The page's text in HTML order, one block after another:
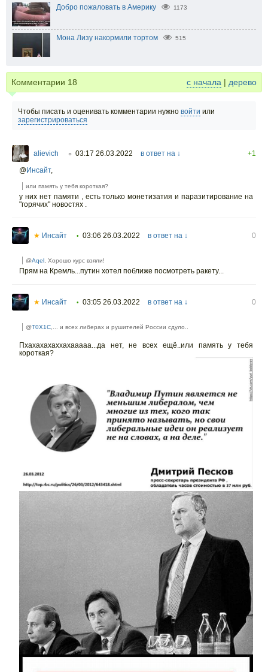
Добро пожаловать в Америку 1173
Мона Лизу накормили тортом 515
Комментарии 18 с начала | дерево
Чтобы писать и оценивать комментарии нужно войти или
зарегистрироваться
alievich ○ 03:17 26.03.2022 в ответ на ↓
+1
@Инсайт,
или память у тебя короткая?
у них нет памяти , есть только монетизатия и паразитирование на
"горячих" новостях .
★ Инсайт • 03:06 26.03.2022 в ответ на ↓ 0
@Aqel, Хорошо курс взяли!
Прям на Кремль...путин хотел поближе посмотреть ракету...
★ Инсайт • 03:05 26.03.2022 в ответ на ↓ 0
@T0X1C,... и всех либерах и рушителей России сдуло..
Пхахахахаххахааааа...да нет, не всех ещё..или память у тебя
короткая?